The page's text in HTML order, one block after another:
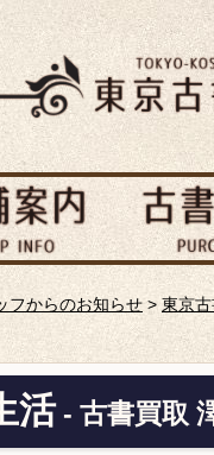
フからのお知らせ> 東京
活- 古書買取